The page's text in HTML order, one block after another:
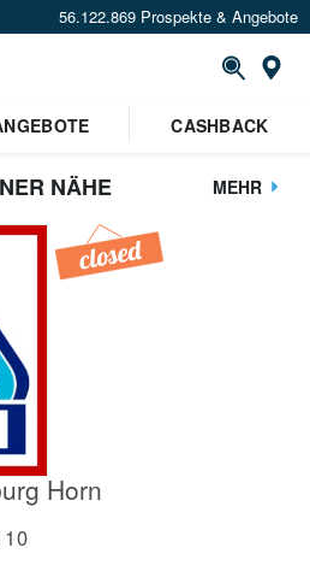
56.122.869 Prospekte & Angebote
CASHBACK
NÄHE MEHR
Horn